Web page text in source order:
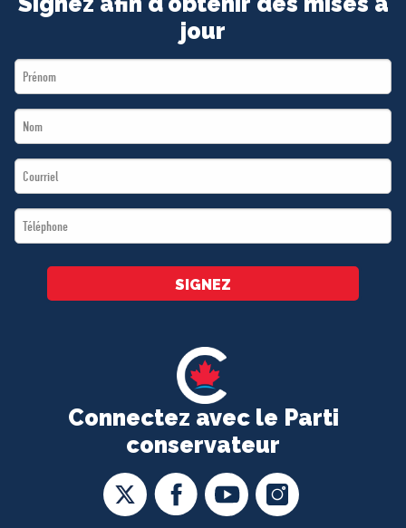
Connectez avec le Parti
conservateur
jour
First
Name
Last
Name
Email
*
Téléphone
*
SIGNEZ